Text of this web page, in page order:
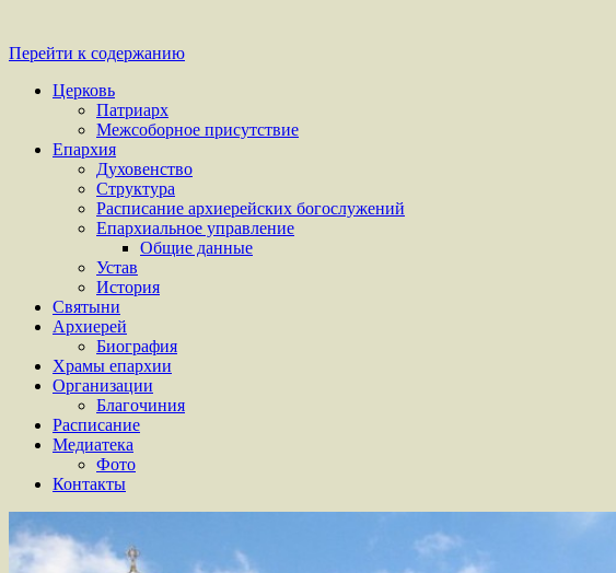
Перейти к содержанию
Церковь
Патриарх
Межсоборное присутствие
Епархия
Духовенство
Структура
Расписание архиерейских богослужений
Епархиальное управление
Общие данные
Устав
История
Святыни
Архиерей
Биография
Храмы епархии
Организации
Благочиния
Расписание
Медиатека
Фото
Контакты